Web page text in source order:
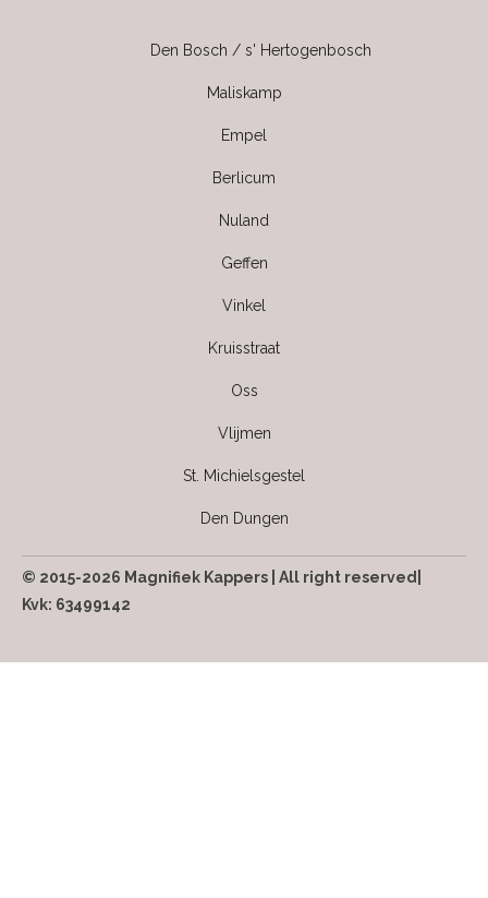
Den Bosch / s' Hertogenbosch
Maliskamp
Empel
Berlicum
Nuland
Geffen
Vinkel
Kruisstraat
Oss
Vlijmen
St. Michielsgestel
Den Dungen
© 2015-2026 Magnifiek Kappers | All right reserved|
Kvk: 63499142